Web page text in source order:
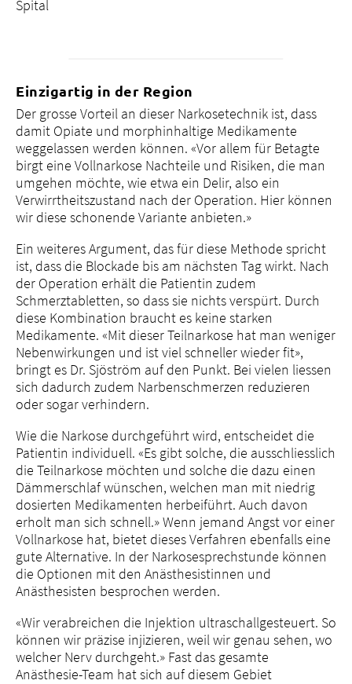
Spital
Einzigartig in der Region
Der grosse Vorteil an dieser Narkosetechnik ist, dass
damit Opiate und morphinhaltige Medikamente
weggelassen werden können. «Vor allem für Betagte
birgt eine Vollnarkose Nachteile und Risiken, die man
umgehen möchte, wie etwa ein Delir, also ein
Verwirrtheitszustand nach der Operation. Hier können
wir diese schonende Variante anbieten.»
Ein weiteres Argument, das für diese Methode spricht
ist, dass die Blockade bis am nächsten Tag wirkt. Nach
der Operation erhält die Patientin zudem
Schmerztabletten, so dass sie nichts verspürt. Durch
diese Kombination braucht es keine starken
Medikamente. «Mit dieser Teilnarkose hat man weniger
Nebenwirkungen und ist viel schneller wieder fit»,
bringt es Dr. Sjöström auf den Punkt. Bei vielen liessen
sich dadurch zudem Narbenschmerzen reduzieren
oder sogar verhindern.
Wie die Narkose durchgeführt wird, entscheidet die
Patientin individuell. «Es gibt solche, die ausschliesslich
die Teilnarkose möchten und solche die dazu einen
Dämmerschlaf wünschen, welchen man mit niedrig
dosierten Medikamenten herbeiführt. Auch davon
erholt man sich schnell.» Wenn jemand Angst vor einer
Vollnarkose hat, bietet dieses Verfahren ebenfalls eine
gute Alternative. In der Narkosesprechstunde können
die Optionen mit den Anästhesistinnen und
Anästhesisten besprochen werden.
«Wir verabreichen die Injektion ultraschallgesteuert. So
können wir präzise injizieren, weil wir genau sehen, wo
welcher Nerv durchgeht.» Fast das gesamte
Anästhesie-Team hat sich auf diesem Gebiet